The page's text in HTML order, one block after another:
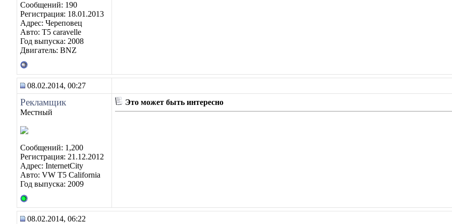
Сообщений: 190
Регистрация: 18.01.2013
Адрес: Череповец
Авто: Т5 caravelle
Год выпуска: 2008
Двигатель: BNZ
08.02.2014, 00:27
Рекламщик
Местный
Сообщений: 1,200
Регистрация: 21.12.2012
Адрес: InternetCity
Авто: VW T5 California
Год выпуска: 2009
Это может быть интересно
08.02.2014, 06:22